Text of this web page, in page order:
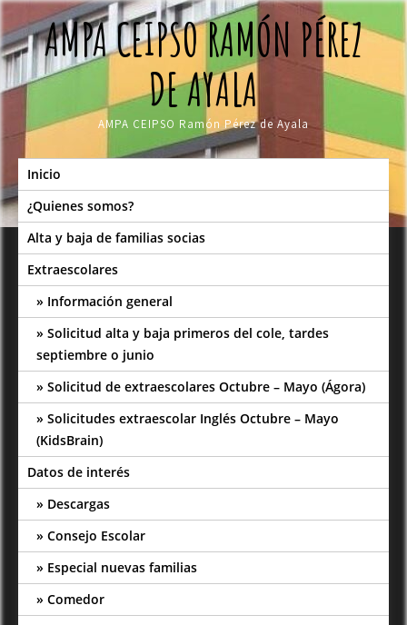
Skip
to
contentAMPA CEIPSO RAMÓN PÉREZ
DE AYALA
AMPA CEIPSO Ramón Pérez de Ayala
Inicio
¿Quienes somos?
Alta y baja de familias socias
Extraescolares
Información general
Solicitud alta y baja primeros del cole, tardes
septiembre o junio
Solicitud de extraescolares Octubre – Mayo (Ágora)
Solicitudes extraescolar Inglés Octubre – Mayo
(KidsBrain)
Datos de interés
Descargas
Consejo Escolar
Especial nuevas familias
Comedor